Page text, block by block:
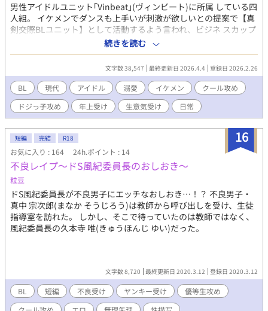
男性アイドルユニット｢Vinbeat｣(ヴィンビート)に所属 している四
人組。 イケメンでダンスも上手いが刺激が欲しいとの提案で【真
剣交際BLユニット】として活動するよう言われ、ビジネ スカップ
ルを演じることとなる。 最初は恋愛対象でもないメンバーとの恋
愛に嫌気が刺していたが次第にお互いの意外な一面や優しさに触
れ、溺愛が止まらない…！ ・BL兼コメディ小説です。 暴言などの
表現がありますので苦手な方はご注意を。 話は続いております
が、短編形式で進めていきます。
続きを読む
文字数 38,547 最終更新日 2026.4.4 登録日 2026.2.26
BL 現代 アイドル 溺愛 イケメン
クール攻め
ドジっ子攻め
年上受け 生意気受け 日常
16
短編 完結 R18
お気に入り : 164 24h.ポイント : 14
不良レイプ～ドS風紀委員長のおしおき～
粒豆
ドS風紀委員長が不良男子にエッチなおしおき…！？ 不良男子・
真中 宗次郎(まなか そうじろう)は教師から呼び出しを受け、生徒
指導室を訪れた。 しかし、そこで待っていたのは教師ではなく、
風紀委員長の久本寺 唯(きゅうほんじ ゆい)だった。
文字数 8,720 最終更新日 2020.3.12 登録日 2020.3.12
BL 短編 不良受け ヤンキー受け
優等生攻め